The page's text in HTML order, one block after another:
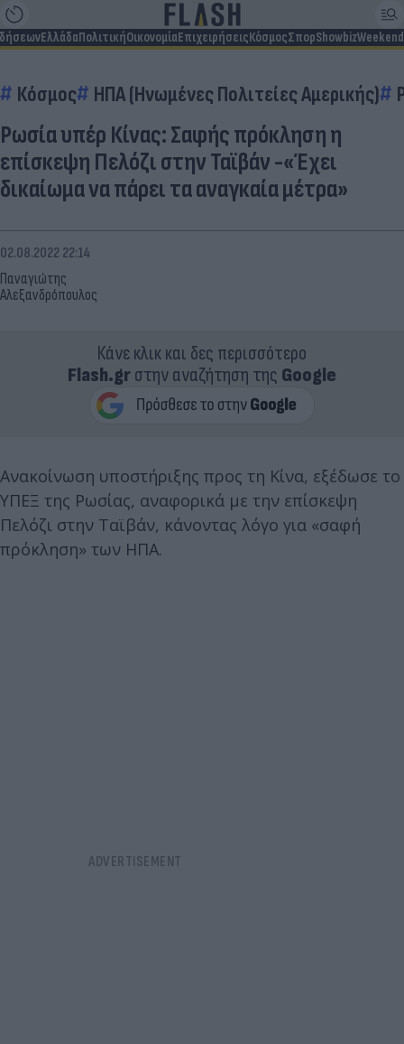
ΕλλάδαΠολιτικήΟικονομίαΕπιχειρήσειςΚόσμοςΣπορShowbizWeekend
Κόσμος ΗΠΑ (Ηνωμένες Πολιτείες Αμερικής)
Ρωσία υπέρ Κίνας: Σαφής πρόκληση η
επίσκεψη Πελόζι στην Ταϊβάν -«Έχει
δικαίωμα να πάρει τα αναγκαία μέτρα»
Παναγιώτης
Αλεξανδρόπουλος
02.08.2022 22:14
Κάνε κλικ και δες περισσότερο
Flash.grστην αναζήτηση της Google
Ανακοίνωση υποστήριξης προς τη Κίνα, εξέδωσε το
ΥΠΕΞ της Ρωσίας, αναφορικά με την επίσκεψη
Πελόζι στην Ταϊβάν, κάνοντας λόγο για «σαφή
πρόκληση» των ΗΠΑ.